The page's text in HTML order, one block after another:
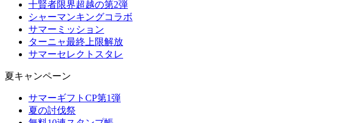
十賢者限界超越の第2弾
シャーマンキングコラボ
サマーミッション
ターニャ最終上限解放
サマーセレクトスタレ
夏キャンペーン
サマーギフトCP第1弾
夏の討伐祭